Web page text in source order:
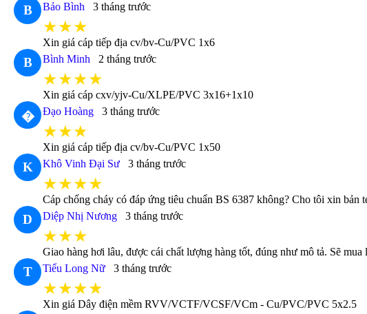
B Bảo Bình 3 tháng trước
★★★
Xin giá cáp tiếp địa cv/bv-Cu/PVC 1x6
B Bình Minh 2 tháng trước
★★★★
Xin giá cáp cxv/yjv-Cu/XLPE/PVC 3x16+1x10
� Đạo Hoàng 3 tháng trước
★★★
Xin giá cáp tiếp địa cv/bv-Cu/PVC 1x50
K Khô Vinh Đại Sư 3 tháng trước
★★★★
Cáp chống cháy có đáp ứng tiêu chuẩn BS 6387 không? Cho tôi xin bản
D Diệp Nhị Nương 3 tháng trước
★★★
Giao hàng hơi lâu, được cái chất lượng hàng tốt, đúng như mô tả. Sẽ mua
T Tiểu Long Nữ 3 tháng trước
★★★★
Xin giá Dây điện mềm RVV/VCTF/VCSF/VCm - Cu/PVC/PVC 5x2.5